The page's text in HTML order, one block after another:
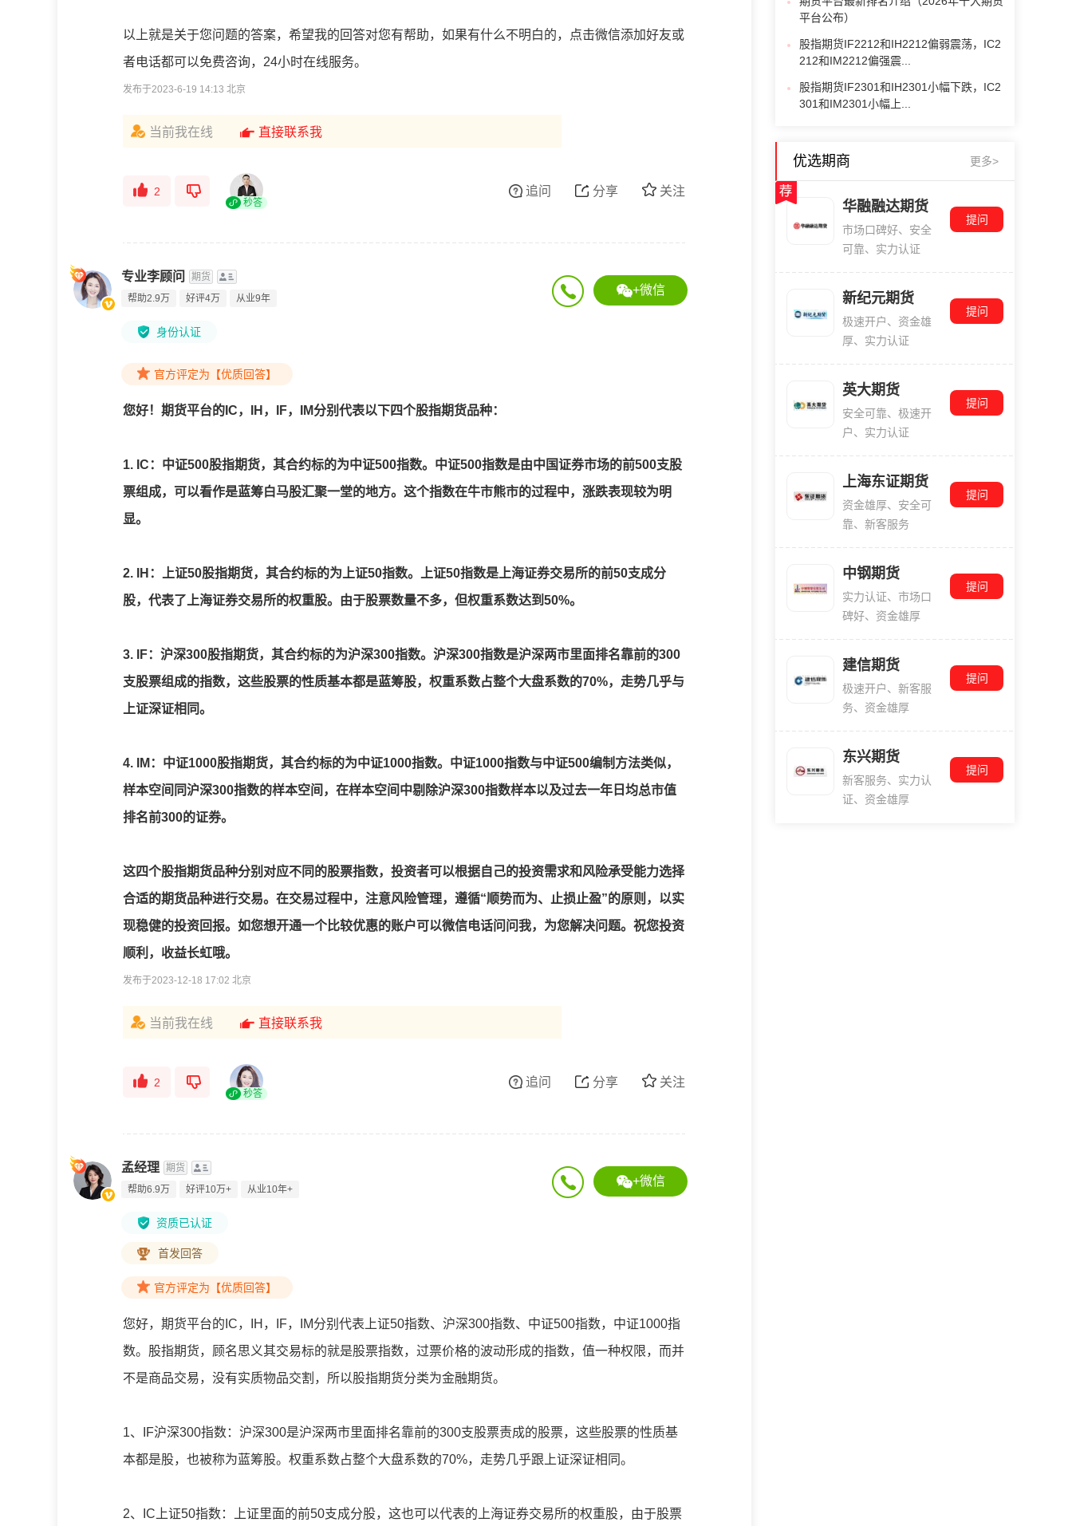
以上就是关于您问题的答案，希望我的回答对您有帮助，如果有什么不明白的，点击微信添加好友或
者电话都可以免费咨询，24小时在线服务。
发布于2023-6-19 14:13 北京
当前我在线 直接联系我
2
秒答
关注
分享
追问
+微信
专业李顾问
期货
帮助2.9万
好评4万 从业9年
身份认证
官方评定为【优质回答】
您好！期货平台的IC，IH，IF，IM分别代表以下四个股指期货品种：
1. IC：中证500股指期货，其合约标的为中证500指数。中证500指数是由中国证券市场的前500支股
票组成，可以看作是蓝筹白马股汇聚一堂的地方。这个指数在牛市熊市的过程中，涨跌表现较为明
显。
2. IH：上证50股指期货，其合约标的为上证50指数。上证50指数是上海证券交易所的前50支成分
股，代表了上海证券交易所的权重股。由于股票数量不多，但权重系数达到50%。
3. IF：沪深300股指期货，其合约标的为沪深300指数。沪深300指数是沪深两市里面排名靠前的300
支股票组成的指数，这些股票的性质基本都是蓝筹股，权重系数占整个大盘系数的70%，走势几乎与
上证深证相同。
4. IM：中证1000股指期货，其合约标的为中证1000指数。中证1000指数与中证500编制方法类似，
样本空间同沪深300指数的样本空间，在样本空间中剔除沪深300指数样本以及过去一年日均总市值
排名前300的证券。
这四个股指期货品种分别对应不同的股票指数，投资者可以根据自己的投资需求和风险承受能力选择
合适的期货品种进行交易。 在交易过程中，注意风险管理，遵循“顺势而为、止损止盈”的原则，以实
现稳健的投资回报。如您想开通一个比较优惠的账户可以微信电话问问我，为您解决问题。祝您投资
顺利，收益长虹哦。
发布于2023-12-18 17:02 北京
当前我在线 直接联系我
2
秒答
关注
分享
追问
+微信
孟经理 期货
帮助6.9万
好评10万+ 从业10年+
资质已认证
首发回答
官方评定为【优质回答】
您好，期货平台的IC，IH，IF，IM分别代表上证50指数、沪深300指数、中证500指数，中证1000指
数。股指期货，顾名思义其交易标的就是股票指数，过票价格的波动形成的指数，值一种权限，而并
不是商品交易，没有实质物品交割，所以股指期货分类为金融期货。
1、IF沪深300指数：沪深300是沪深两市里面排名靠前的300支股票责成的股票，这些股票的性质基
本都是股，也被称为蓝筹股。权重系数占整个大盘系数的70%，走势几乎跟上证深证相同。
2、IC上证50指数：上证里面的前50支成分股，这也可以代表的上海证券交易所的权重股，由于股票
平台公布）
股指期货IF2212和IH2212偏弱震荡，IC2
212和IM2212偏强震...
股指期货IF2301和IH2301小幅下跌，IC2
301和IM2301小幅上...
优选期商 更多>
华融融达期货
市场口碑好、安全
可靠、实力认证
提问
新纪元期货
极速开户、资金雄
厚、实力认证
提问
英大期货
安全可靠、极速开
户、实力认证
提问
上海东证期货
资金雄厚、安全可
靠、新客服务
提问
中钢期货
实力认证、市场口
碑好、资金雄厚
提问
建信期货
极速开户、新客服
务、资金雄厚
提问
东兴期货
新客服务、实力认
证、资金雄厚
提问